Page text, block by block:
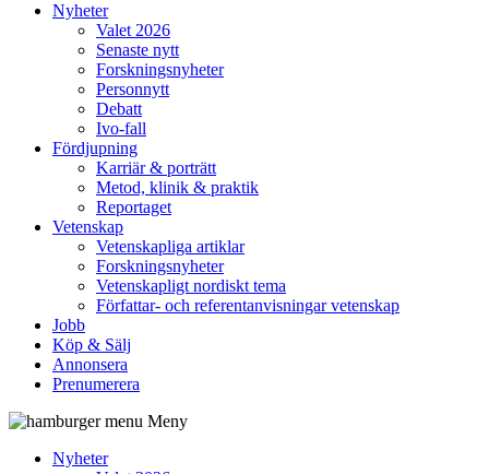
Nyheter
Valet 2026
Senaste nytt
Forskningsnyheter
Personnytt
Debatt
Ivo-fall
Fördjupning
Karriär & porträtt
Metod, klinik & praktik
Reportaget
Vetenskap
Vetenskapliga artiklar
Forskningsnyheter
Vetenskapligt nordiskt tema
Författar- och referentanvisningar vetenskap
Jobb
Köp & Sälj
Annonsera
Prenumerera
Meny
Nyheter